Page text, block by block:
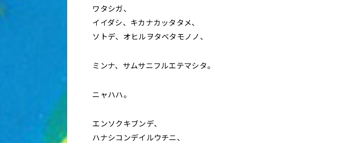
ワタシガ、
イイダシ、キカナカッタタメ、
ソトデ、オヒルヲタベタモノノ、
ミンナ、サムサニフルエテマシタ。
ニャハハ。
エンソクキブンデ、
ハナシコンデイルウチニ、